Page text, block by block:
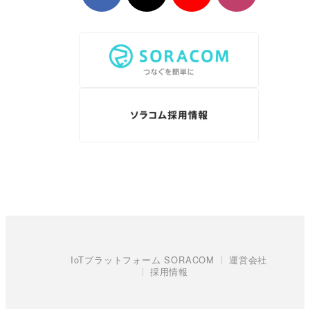
IoTプラットフォーム SORACOM
運営会社
採用情報